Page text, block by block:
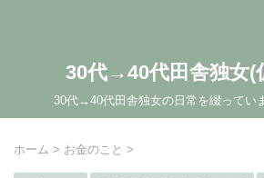
30代→40代田舎独女(
30代→40代田舎独女の日常を綴ってい
ホーム > お金のこと >